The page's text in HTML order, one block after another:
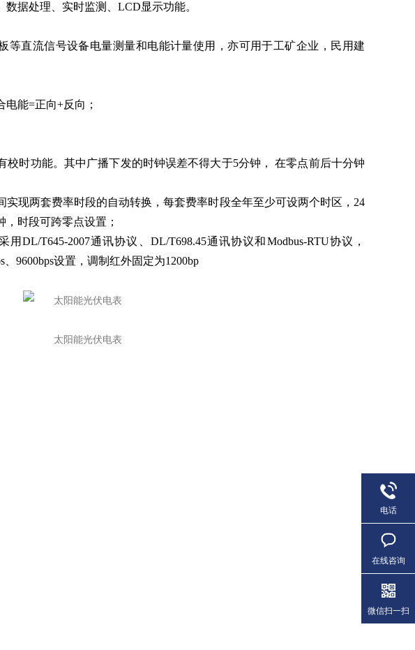
据处理、实时监测、LCD显示功能。
等直流信号设备电量测量和电能计量使用，亦可用于工矿企业，民用建
能=正向+反向；
时功能。其中广播下发的时钟误差不得大于5分钟， 在零点前后十分钟
现两套费率时段的自动转换，每套费率时段全年至少可设两个时区，24
时段可跨零点设置；
DL/T645-2007通讯协议、DL/T698.45通讯协议和Modbus-RTU协议，
、9600bps设置，调制红外固定为1200bp
电话
在线咨询
微信扫一扫